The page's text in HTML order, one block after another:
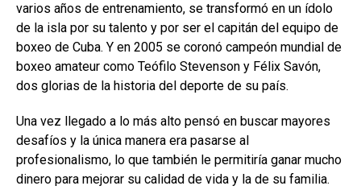
varios años de entrenamiento, se transformó en un ídolo
de la isla por su talento y por ser el capitán del equipo de
boxeo de Cuba. Y en 2005 se coronó campeón mundial de
boxeo amateur como Teófilo Stevenson y Félix Savón,
dos glorias de la historia del deporte de su país.
Una vez llegado a lo más alto pensó en buscar mayores
desafíos y la única manera era pasarse al
profesionalismo, lo que también le permitiría ganar mucho
dinero para mejorar su calidad de vida y la de su familia.